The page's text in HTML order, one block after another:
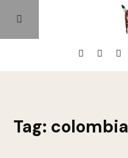
Episodios
Tag: colombia